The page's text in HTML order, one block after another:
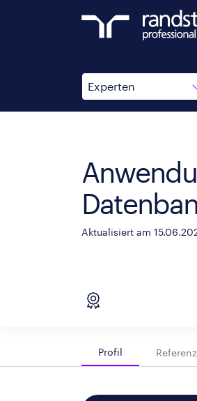
Experten
Suche
Aktualisiert am
Profil